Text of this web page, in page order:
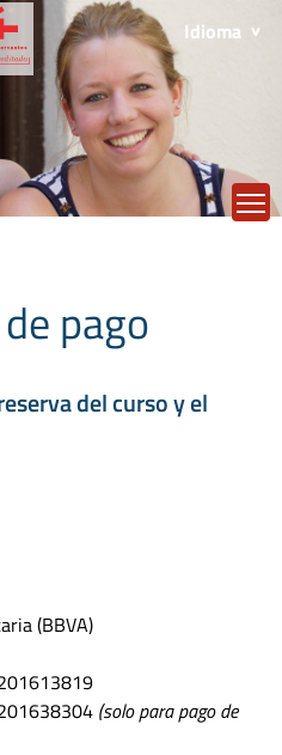
Idioma
pago
del curso y el
(BBVA)
(solo para pago de